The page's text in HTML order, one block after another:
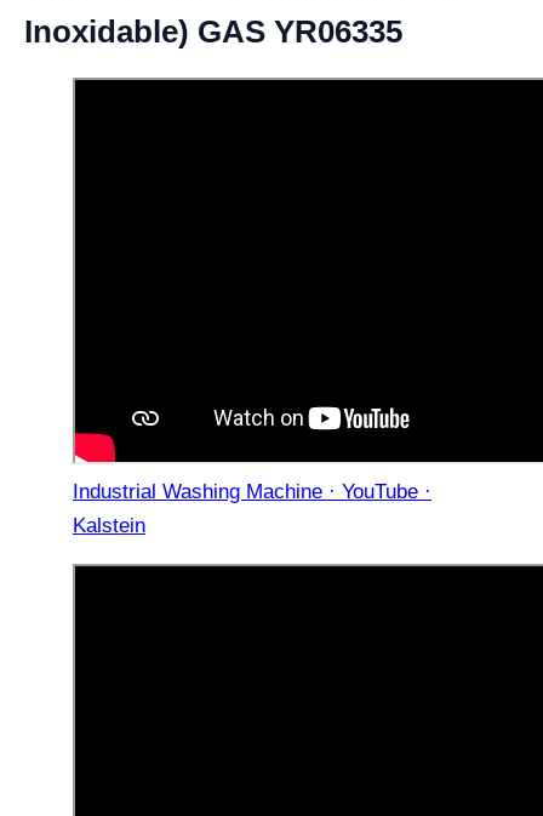
Inoxidable) GAS YR06335
Industrial Washing Machine · YouTube ·
Kalstein